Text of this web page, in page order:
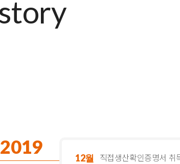
2019 12월 직접생산확인증명서 취